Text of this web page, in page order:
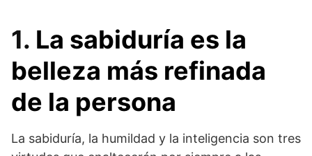
1. La sabiduría es la
belleza más refinada
de la persona
La sabiduría, la humildad y la inteligencia son tres